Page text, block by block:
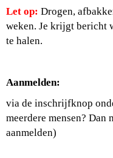
Let op: Drogen,
weken. Je krijgt bericht
te halen.
Aanmelden:
via de inschrijfknop
meerdere mensen? Dan
aanmelden)